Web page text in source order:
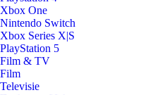
Xbox One
Nintendo Switch
Xbox Series X|S
PlayStation 5
Film & TV
Film
Televisie